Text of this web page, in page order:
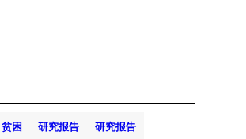
贫困 研究报告 研究报告